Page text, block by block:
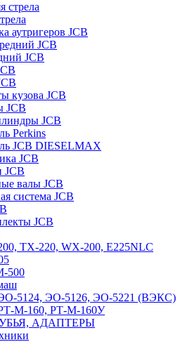
стрела
аутригеров JCB
JCB
JCB
кузова JCB
JCB
JCB
Perkins
JCB DIESELMAX
JCB
JCB
валы JCB
система JCB
JCB
TX-220, WX-200, E225NLC
500
ЭО-5124, ЭО-5126, ЭО-5221 (ВЭКС)
РТ-М-160, РТ-М-160У
АДАПТЕРЫ